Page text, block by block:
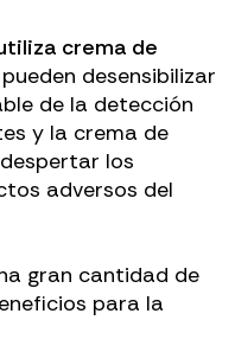
crema de
pueden desensibilizar
de la detección
y la crema de
los
adversos del
gran cantidad de
para la